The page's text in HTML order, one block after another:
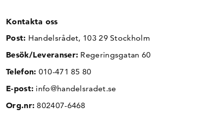
Kontakta oss
Post: Handelsrådet, 103 29 Stockholm
Besök/Leveranser: Regeringsgatan 60
Telefon: 010-471 85 80
E-post: info@handelsradet.se
Org.nr: 802407-6468